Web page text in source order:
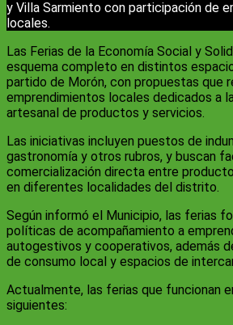
y Villa Sarmiento con participación de
locales.
Las Ferias de la Economía Social y
esquema completo en distintos
partido de Morón, con propuestas que
emprendimientos locales dedicados a
artesanal de productos y servicios.
Las iniciativas incluyen puestos de
gastronomía y otros rubros, y buscan
comercialización directa entre
en diferentes localidades del distrito.
Según informó el Municipio, las ferias
políticas de acompañamiento a
autogestivos y cooperativos, además
de consumo local y espacios de
Actualmente, las ferias que funcionan
siguientes: